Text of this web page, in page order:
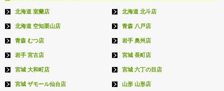
北海道 室蘭店 北海道 北斗店
北海道 空知栗山店 青森 八戸店
青森 むつ店 岩手 奥州店
岩手 宮古店 宮城 長町店
宮城 大和町店 宮城 六丁の目店
宮城 ザモール仙台店 山形 山形店